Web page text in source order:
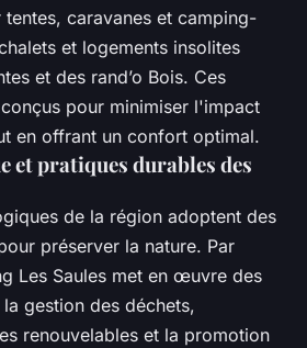
caravanes et camping-
et logements insolites
et des rand’o Bois. Ces
pour minimiser l'impact
en offrant un confort optimal.
et pratiques durables des
de la région adoptent des
préserver la nature. Par
Les Saules met en œuvre des
gestion des déchets,
renouvelables et la promotion